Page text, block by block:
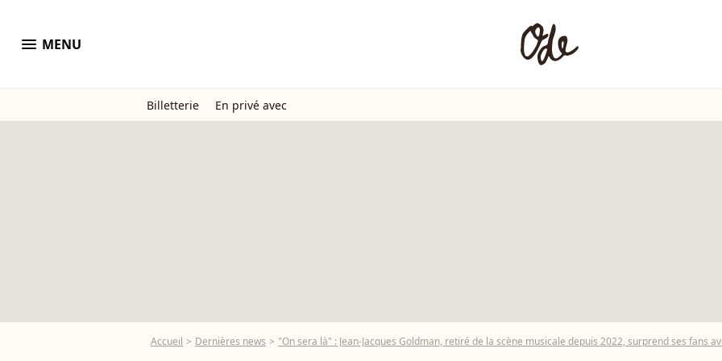
menu MENU
Billetterie En privé avec
Accueil Dernières news "On sera là" : Jean-Jacques Goldman, retiré de la scène musicale depuis 2022, surprend ses fans